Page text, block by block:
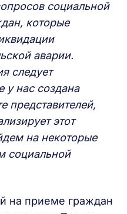
социальной
которые
аварии.
следует
у нас создана
представителей,
этот
на некоторые
социальной
на приеме граждан